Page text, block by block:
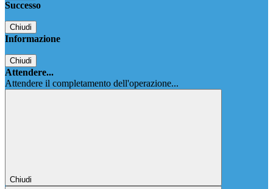
Successo
Chiudi
Informazione
Chiudi
Attendere...
Attendere il completamento dell'operazione...
Chiudi